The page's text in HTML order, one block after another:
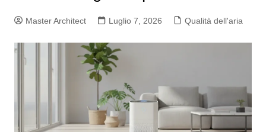
Master Architect Luglio 7, 2026 Qualità dell'aria